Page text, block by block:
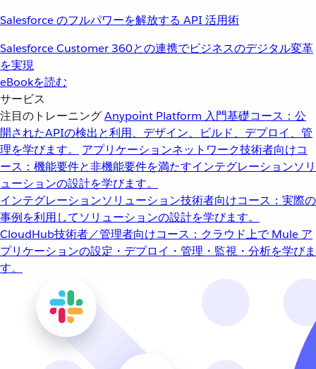
Salesforce のフルパワーを解放する API 活用術
Salesforce Customer 360との連携でビジネスのデジタル変革
を実現
eBookを読む
サービス
注目のトレーニングAnypoint Platform 入門基礎コース：公
開されたAPIの検出と利用、デザイン、ビルド、デプロイ、管
理を学びます。
アプリケーションネットワーク技術者向けコ
ース：機能要件と非機能要件を満たすインテグレーションソリ
ューションの設計を学びます。
インテグレーションソリューション技術者向けコース：実際の
事例を利用してソリューションの設計を学びます。
CloudHub技術者／管理者向けコース：クラウド上で Mule ア
プリケーションの設定・デプロイ・管理・監視・分析を学びま
す。